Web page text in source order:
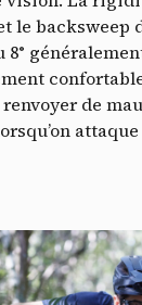
le backsweep
8°
de